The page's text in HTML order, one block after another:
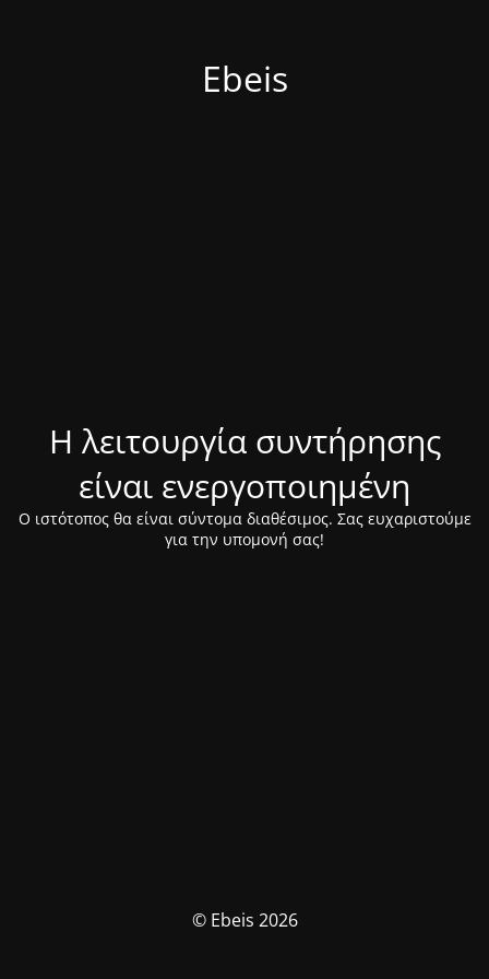
Ebeis
Η λειτουργία συντήρησης
είναι ενεργοποιημένη
Ο ιστότοπος θα είναι σύντομα διαθέσιμος. Σας ευχαριστούμε
για την υπομονή σας!
© Ebeis 2026